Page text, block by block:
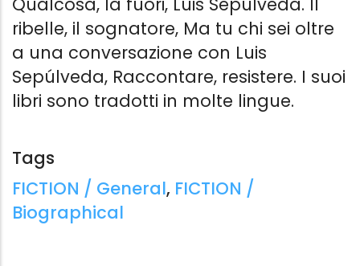
Qualcosa, là fuori, Luis Sepúlveda. Il
ribelle, il sognatore, Ma tu chi sei oltre
a una conversazione con Luis
Sepúlveda, Raccontare, resistere. I suoi
libri sono tradotti in molte lingue.
Tags
Tags:
FICTION / General, FICTION /
Biographical